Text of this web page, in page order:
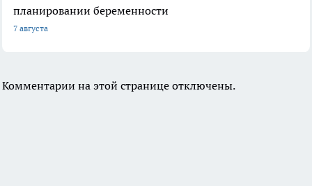
планировании беременности
7 августа
Комментарии на этой странице отключены.